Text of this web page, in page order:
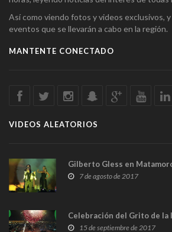
Así como viendo fotos y videos exclusivos,
eventos que se llevarán a cabo en la región.
MANTENTE CONECTADO
VIDEOS ALEATORIOS
Gilberto Gless en
7 de agosto de 2017
Celebración del Grito de la
15 de septiembre de 2017